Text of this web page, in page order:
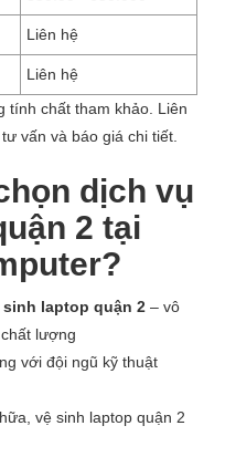
Liên hệ
Liên hệ
tính chất tham khảo. Liên
vấn và báo giá chi tiết.
dịch vụ
2 tại
sinh laptop quận 2 – vô
lượng
với đội ngũ kỹ thuật
vệ sinh laptop quận 2